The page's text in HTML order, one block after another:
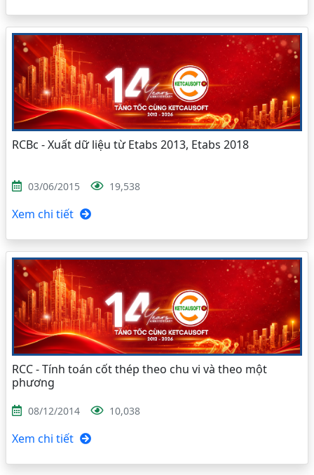
RCBc - Xuất dữ liệu từ Etabs 2013, Etabs 2018
03/06/2015 19,538
Xem chi tiết
RCC - Tính toán cốt thép theo chu vi và theo một
phương
08/12/2014 10,038
Xem chi tiết